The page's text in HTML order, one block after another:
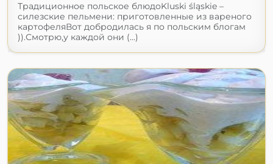
Традиционное польское блюдоKluski śląskie –
силезские пельмени: приготовленные из вареного
картофеляВот добродилась я по польским блогам
)).Смотрю,у каждой они (...)